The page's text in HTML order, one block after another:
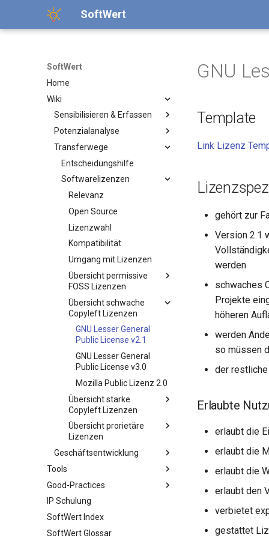
SoftWert
SoftWert
Home
Wiki
Sensibilisieren & Erfassen
Relevanz
Softwaremeldung
Softwarescreening
Anreizsysteme
Potenzialanalyse
Relevanz
Bewertungsschema
Dimensionen
Handlungsempfehlungen
Literatur
Transferwege
Entscheidungshilfe
Softwarelizenzen
Relevanz
Open Source
Lizenzwahl
Kompatibilität
Umgang mit Lizenzen
Übersicht permissive
FOSS Lizenzen
MIT - Massachusetts
Institute of Technology
Open Source Lizenz
3-Clause BSD Lizenz
Apache 2.0 Lizenz
Übersicht schwache
Copyleft Lizenzen
GNU Lesser General
Public License v2.1
GNU Lesser General
Public License v3.0
Mozilla Public Lizenz 2.0
Übersicht starke
Copyleft Lizenzen
GNU General Public
License v2
GNU General Public
GNU Affero General
Public License Version 3
European Union Public
Licence 1.2
Übersicht prorietäre
Lizenzen
EULA - End User License
Lizenzvertrag
Geschäftsentwicklung
Entscheidungsbaum
Handhabung und Beispiel
Ausgründung
Relevanz
Ausgründungsmodelle
Tools
Template Meldebogen
Template Screening
Bewertungstool
Schnellauswertung
Good-Practices
Erfahrungsberichte
DESY
Fallbeispiel
DZNE
Dealdatenbank
IP Schulung
SoftWert Index
SoftWert Glossar
GNU
Template
Link Lizenz
gehört zur
Version 2.1
werden
schwaches
Projekte
höheren
werden
so müssen
der
Erlaubte
erlaubt die
erlaubt die
erlaubt die
erlaubt den
verbietet
gestattet